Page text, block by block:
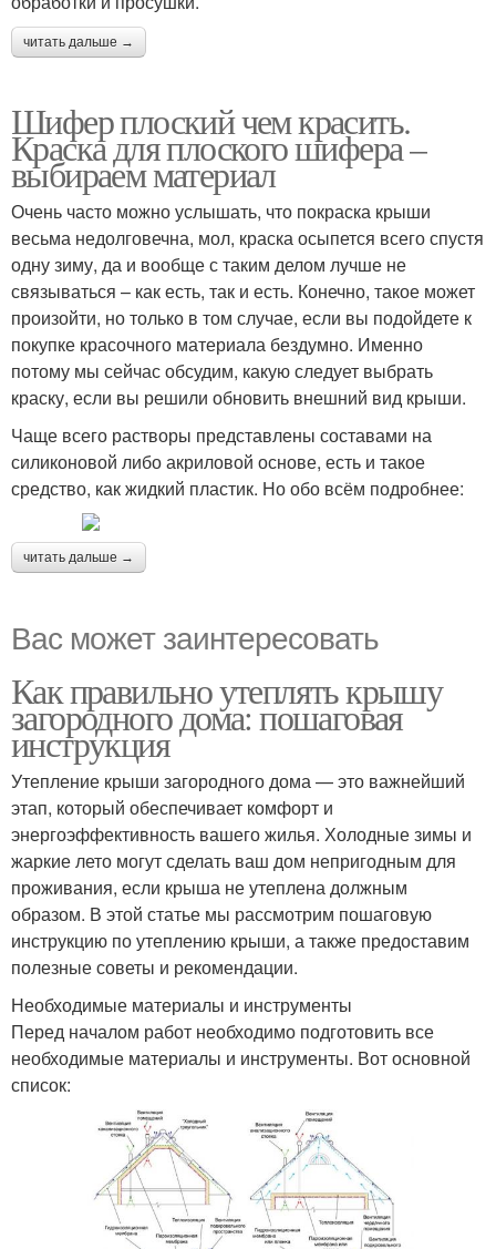
читать дальше →
Шифер плоский чем красить.
Краска для плоского шифера –
выбираем материал
Очень часто можно услышать, что покраска крыши
весьма недолговечна, мол, краска осыпется всего спустя
одну зиму, да и вообще с таким делом лучше не
связываться – как есть, так и есть. Конечно, такое может
произойти, но только в том случае, если вы подойдете к
покупке красочного материала бездумно. Именно
потому мы сейчас обсудим, какую следует выбрать
краску, если вы решили обновить внешний вид крыши.
Чаще всего растворы представлены составами на
силиконовой либо акриловой основе, есть и такое
средство, как жидкий пластик. Но обо всём подробнее:
читать дальше →
Вас может заинтересовать
Как правильно утеплять крышу
загородного дома: пошаговая
инструкция
Утепление крыши загородного дома — это важнейший
этап, который обеспечивает комфорт и
энергоэффективность вашего жилья. Холодные зимы и
жаркие лето могут сделать ваш дом непригодным для
проживания, если крыша не утеплена должным
образом. В этой статье мы рассмотрим пошаговую
инструкцию по утеплению крыши, а также предоставим
полезные советы и рекомендации.
Необходимые материалы и инструменты
Перед началом работ необходимо подготовить все
необходимые материалы и инструменты. Вот основной
список: